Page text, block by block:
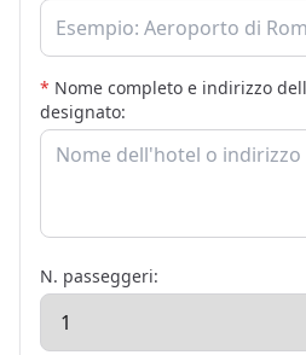
* Nome completo e indirizzo
designato:
N. passeggeri: